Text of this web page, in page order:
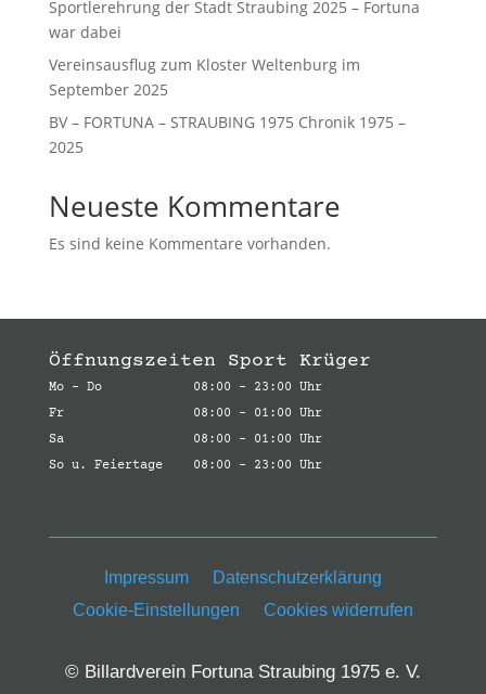
Sportlerehrung der Stadt Straubing 2025 – Fortuna
war dabei
Vereinsausflug zum Kloster Weltenburg im
September 2025
BV – FORTUNA – STRAUBING 1975 Chronik 1975 –
2025
Neueste Kommentare
Es sind keine Kommentare vorhanden.
Öffnungszeiten Sport Krüger
Mo – Do 08:00 – 23:00 Uhr
Fr 08:00 – 01:00 Uhr
Sa 08:00 – 01:00 Uhr
So u. Feiertage 08:00 – 23:00 Uhr
Impressum
Datenschutzerklärung
Cookie-Einstellungen
Cookies widerrufen
© Billardverein Fortuna Straubing 1975 e. V.